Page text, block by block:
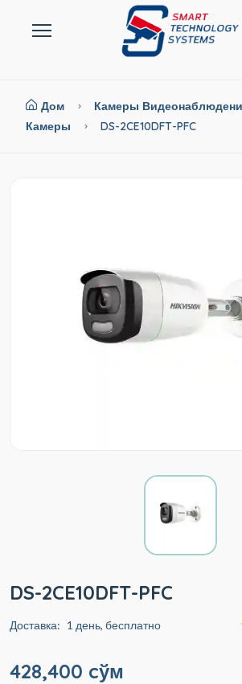
Дом Камеры
Камеры
DS-2CE10DFT-PFC
DS-2CE10DFT-PFC
Доставка: 1 день, бесплатно
428,400 cўм